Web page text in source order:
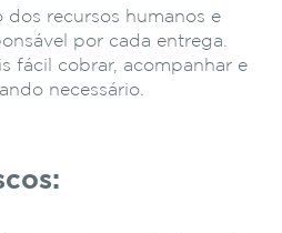
dos recursos humanos e
por cada entrega.
fácil cobrar, acompanhar e
necessário.